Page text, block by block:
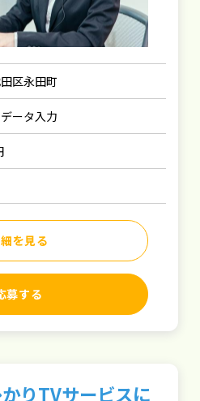
区永田町
ータ入力
を見る
募する
りTVサービスに